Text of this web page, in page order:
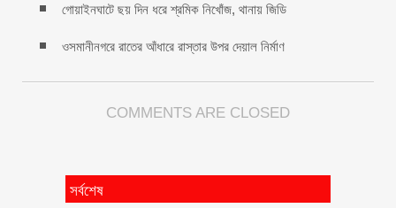
গোয়াইনঘাটে ছয় দিন ধরে শ্রমিক নিখোঁজ, থানায় জিডি
ওসমানীনগরে রাতের আঁধারে রাস্তার উপর দেয়াল নির্মাণ
COMMENTS ARE CLOSED
সর্বশেষ